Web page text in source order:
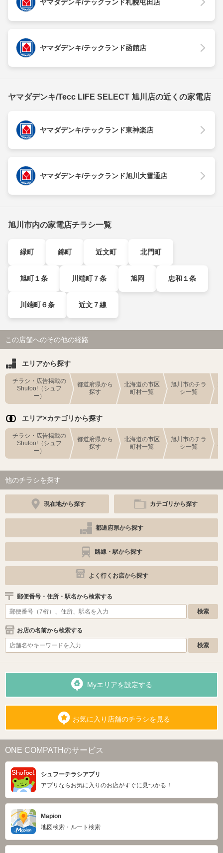
ヤマダデンキ/テックランド札幌屯田店
ヤマダデンキ/テックランド函館店
ヤマダデンキ/Tecc LIFE SELECT 旭川店の近くの家電店
ヤマダデンキ/テックランド東神楽店
ヤマダデンキ/テックランド旭川大雪通店
旭川市内の家電店チラシ一覧
緑町 錦町 近文町 北門町
旭町１条 川端町７条 旭岡 忠和１条
川端町６条 近文７線
この店舗へのその他の経路
エリアから探す
チラシ・広告掲載の
Shufoo!（シュフ
ー）
都道府県から
探す
北海道の市区
町村一覧
旭川市のチラ
シ一覧
エリア×カテゴリから探す
チラシ・広告掲載の
Shufoo!（シュフ
ー）
都道府県から
探す
北海道の市区
町村一覧
旭川市のチラ
シ一覧
他のチラシを探す
現在地から探す カテゴリから探す
都道府県から探す
路線・駅から探す
よく行くお店から探す
郵便番号・住所・駅名から検索する
お店の名前から検索する
Myエリアを設定する
お気に入り店舗のチラシを見る
ONE COMPATHのサービス
シュフーチラシアプリ
アプリならお気に入りのお店がすぐに見つかる！
Mapion
地図検索・ルート検索